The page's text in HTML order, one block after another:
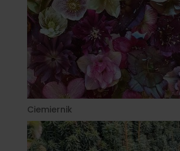
Ciemiernik